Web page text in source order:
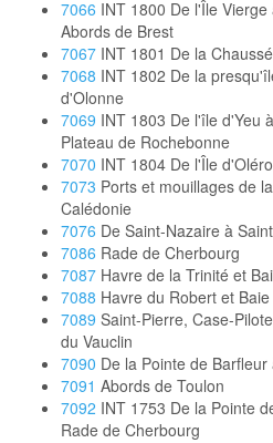
7066 INT 1800 De l'Île
Abords de Brest
7067 INT 1801 De la
7068 INT 1802 De la
d'Olonne
7069 INT 1803 De l'île d'Yeu
Plateau de Rochebonne
7070 INT 1804 De l'Île
7073 Ports et mouillages de
Calédonie
7076 De Saint-Nazaire à
7086 Rade de Cherbourg
7087 Havre de la Trinité et
7088 Havre du Robert et
7089 Saint-Pierre, Case-
du Vauclin
7090 De la Pointe de
7091 Abords de Toulon
7092 INT 1753 De la Pointe
Rade de Cherbourg